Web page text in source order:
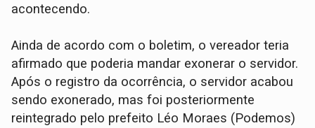
acontecendo.
Ainda de acordo com o boletim, o vereador teria
afirmado que poderia mandar exonerar o servidor.
Após o registro da ocorrência, o servidor acabou
sendo exonerado, mas foi posteriormente
reintegrado pelo prefeito Léo Moraes (Podemos)